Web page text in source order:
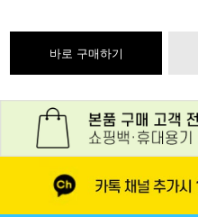
바로 구매하기